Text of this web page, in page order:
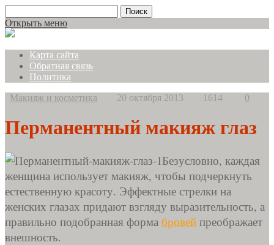
Открыть меню
Карта сайта
Обратная связь
Политика
Макияж и косметика
20 октября 2013 1614 0
Перманентный макияж глаз
Безусловно, каждая
женщина использует макияж, чтобы подчеркнуть
естественную красоту. Эффектные стрелки на
женских глазах придают взгляду выразительность, а
правильно подобранная форма бровей преображает
внешность.